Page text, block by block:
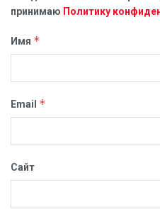
принимаю Политику
Имя *
Email *
Сайт
УФСБ России по